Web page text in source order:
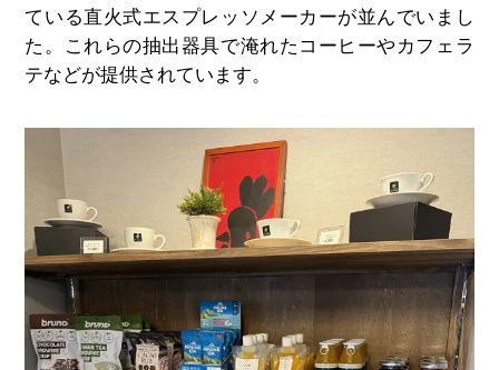
ている直火式エスプレッソメーカーが並んでいまし
た。これらの抽出器具で淹れたコーヒーやカフェラ
テなどが提供されています。